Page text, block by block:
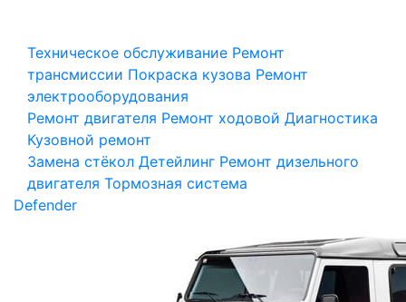
Техническое обслуживание Ремонт
трансмиссии Покраска кузова Ремонт
электрооборудования
Ремонт двигателя Ремонт ходовой Диагностика
Кузовной ремонт
Замена стёкол Детейлинг Ремонт дизельного
двигателя Тормозная система
Defender